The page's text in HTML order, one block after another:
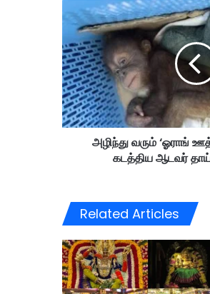
ழி
து
வ
ரு
ம்
‘
ஓ
தா
ன்
கு
ட்
டி
க
அழிந்து வரும் ‘ஓராங்
கடத்திய ஆடவர்
Related Articles